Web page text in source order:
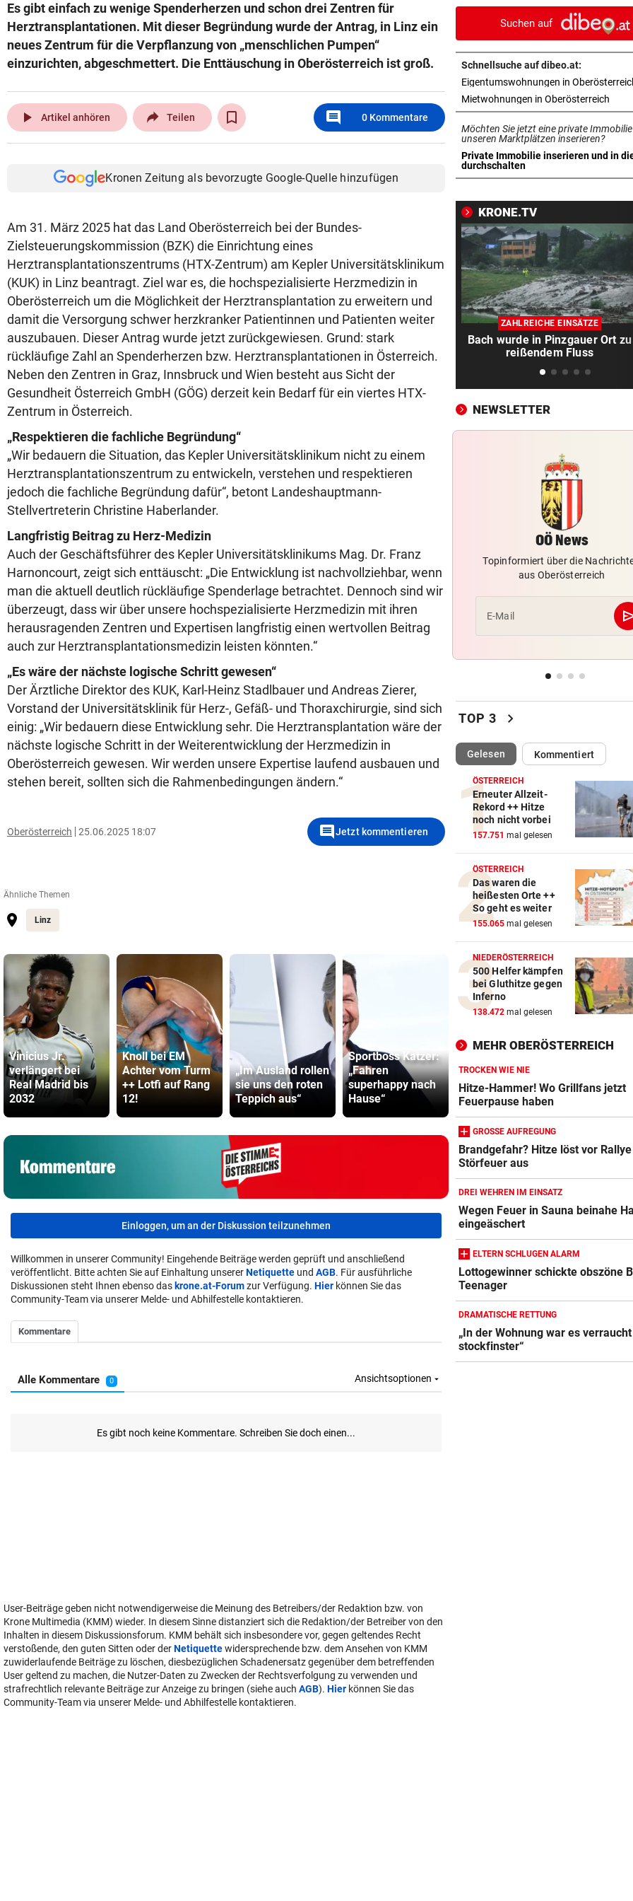
Es gibt einfach zu wenige Spenderherzen und schon drei Zentren für
Herztransplantationen. Mit dieser Begründung wurde der Antrag, in Linz ein
neues Zentrum für die Verpflanzung von „menschlichen Pumpen“
einzurichten, abgeschmettert. Die Enttäuschung in Oberösterreich ist groß.
play_arrow Artikel anhören Teilen comment 0 Kommentare
Kronen Zeitung als bevorzugte Google-Quelle hinzufügen
Am 31. März 2025 hat das Land Oberösterreich bei der Bundes-
Zielsteuerungskommission (BZK) die Einrichtung eines
Herztransplantationszentrums (HTX-Zentrum) am Kepler Universitätsklinikum
(KUK) in Linz beantragt. Ziel war es, die hochspezialisierte Herzmedizin in
Oberösterreich um die Möglichkeit der Herztransplantation zu erweitern und
damit die Versorgung schwer herzkranker Patientinnen und Patienten weiter
auszubauen. Dieser Antrag wurde jetzt zurückgewiesen. Grund: stark
rückläufige Zahl an Spenderherzen bzw. Herztransplantationen in Österreich.
Neben den Zentren in Graz, Innsbruck und Wien besteht aus Sicht der
Gesundheit Österreich GmbH (GÖG) derzeit kein Bedarf für ein viertes HTX-
Zentrum in Österreich.
„Respektieren die fachliche Begründung“
„Wir bedauern die Situation, das Kepler Universitätsklinikum nicht zu einem
Herztransplantationszentrum zu entwickeln, verstehen und respektieren
jedoch die fachliche Begründung dafür“, betont Landeshauptmann-
Stellvertreterin Christine Haberlander.
Langfristig Beitrag zu Herz-Medizin
Auch der Geschäftsführer des Kepler Universitätsklinikums Mag. Dr. Franz
Harnoncourt, zeigt sich enttäuscht: „Die Entwicklung ist nachvollziehbar, wenn
man die aktuell deutlich rückläufige Spenderlage betrachtet. Dennoch sind wir
überzeugt, dass wir über unsere hochspezialisierte Herzmedizin mit ihren
herausragenden Zentren und Expertisen langfristig einen wertvollen Beitrag
auch zur Herztransplantationsmedizin leisten könnten.“
„Es wäre der nächste logische Schritt gewesen“
Der Ärztliche Direktor des KUK, Karl-Heinz Stadlbauer und Andreas Zierer,
Vorstand der Universitätsklinik für Herz-, Gefäß- und Thoraxchirurgie, sind sich
einig: „Wir bedauern diese Entwicklung sehr. Die Herztransplantation wäre der
nächste logische Schritt in der Weiterentwicklung der Herzmedizin in
Oberösterreich gewesen. Wir werden unsere Expertise laufend ausbauen und
stehen bereit, sollten sich die Rahmenbedingungen ändern.“
Oberösterreich 25.06.2025 18:07 commentJetzt kommentieren
Ähnliche Themen
Linz
Vinicius Jr.
verlängert bei
Real Madrid bis
2032
Knoll bei EM
Achter vom Turm
++ Lotfi auf Rang
12!
„Im Ausland rollen
sie uns den roten
Teppich aus“
Sportboss Katzer:
„Fahren
superhappy nach
Hause“
Fundstücke am
Altstadtzauber-
Flohmarkt
Bilder an
Teenager
Einloggen, um an der Diskussion teilzunehmen
Willkommen in unserer Community! Eingehende Beiträge werden geprüft und anschließend
veröffentlicht. Bitte achten Sie auf Einhaltung unsererNetiquette und AGB. Für ausführliche
Diskussionen steht Ihnen ebenso das krone.at-Forumzur Verfügung. Hier können Sie das
Community-Team via unserer Melde- und Abhilfestelle kontaktieren.
User-Beiträge geben nicht notwendigerweise die Meinung des Betreibers/der Redaktion bzw. von
Krone Multimedia (KMM) wieder. In diesem Sinne distanziert sich die Redaktion/der Betreiber von den
Inhalten in diesem Diskussionsforum. KMM behält sich insbesondere vor, gegen geltendes Recht
verstoßende, den guten Sitten oder derNetiquettewidersprechende bzw. dem Ansehen von KMM
zuwiderlaufende Beiträge zu löschen, diesbezüglichen Schadenersatz gegenüber dem betreffenden
User geltend zu machen, die Nutzer-Daten zu Zwecken der Rechtsverfolgung zu verwenden und
strafrechtlich relevante Beiträge zur Anzeige zu bringen (siehe auch AGB). Hier können Sie das
Community-Team via unserer Melde- und Abhilfestelle kontaktieren.
heiße Temperaturen
ORTSCHEF SPRICHT vor
Was soll aus der ehemaligen
Konditorei werden?
LINZER KÜNSTLERIN: vor 17
Dem Plastikmüll werden
klingende Beats entlockt
MOTTO FÜRS WOCHENENDE
Reinkultur erleben
WOLLTE AUSWEICHEN vor 19
Alkolenker überschlug sich
wegen eines Hasen
TEENIE AUF ÜBERHOLSPUR vor
230 PS! 13-Jährige schrieb
Autocross Geschichte
BAUSTART IM OKTOBER vor
entstehen wird
WEGEN AUTOREIFEN
Kleine Gemeinde mit großem
geht vor Gericht
500 STELLEN BETROFFEN vor 21
Linzer Tech-Firma hat
fast abgeschlossen
vor
um Kult-Wirtshaus?
Ischl verkaufen
SCHWERE VERLETZUNGEN
Junger Wanderer rutschte bei
Abstieg 50 Meter ab
KEINE TICKETS NÖTIG
Feiern Sie den Sommer am
„Krone“-Fest 2026!
Suchen auf
Schnellsuche auf dibeo.at:
Eigentumswohnungen in
Mietwohnungen in Oberösterreich
Möchten Sie jetzt eine private
unseren Marktplätzen inserieren?
Private Immobilie inserieren und in
durchschalten
in neuem Tab öffnen
KRONE.TV
ZAHLREICHE EINSÄTZE
Bach wurde in Pinzgauer Ort zu
reißendem Fluss
NEWSLETTER
OÖ News
Topinformiert über die
aus Oberösterreich
E-Mail
TOP 3 chevron_right
Gelesen(ausgewählt)Kommentiert
ÖSTERREICH
Erneuter Allzeit-
Rekord ++ Hitze
noch nicht vorbei
157.751 mal gelesen
ÖSTERREICH
Das waren die
heißesten Orte ++
So geht es weiter
155.065 mal gelesen
NIEDERÖSTERREICH
500 Helfer kämpfen
bei Gluthitze gegen
Inferno
138.472 mal gelesen
MEHR OBERÖSTERREICH
TROCKEN WIE NIE
Hitze-Hammer! Wo Grillfans jetzt
Feuerpause haben
GROSSE AUFREGUNG
Brandgefahr? Hitze löst vor Rallye
Störfeuer aus
DREI WEHREN IM EINSATZ
Wegen Feuer in Sauna beinahe
eingeäschert
ELTERN SCHLUGEN ALARM
Lottogewinner schickte obszöne
Teenager
DRAMATISCHE RETTUNG
„In der Wohnung war es
stockfinster“